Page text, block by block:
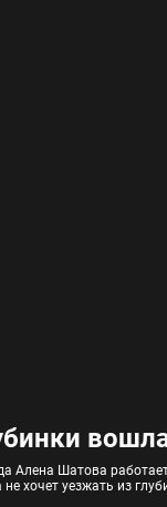
Алена Шатова
хочет уезжать из